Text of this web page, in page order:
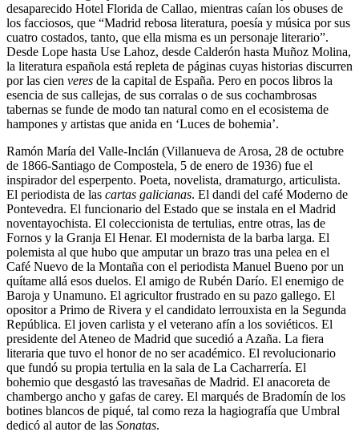
desaparecido Hotel Florida de Callao, mientras caían los obuses de
los facciosos, que “Madrid rebosa literatura, poesía y música por sus
cuatro costados, tanto, que ella misma es un personaje literario”.
Desde Lope hasta Use Lahoz, desde Calderón hasta Muñoz Molina,
la literatura española está repleta de páginas cuyas historias discurren
por las cien veres de la capital de España. Pero en pocos libros la
esencia de sus callejas, de sus corralas o de sus cochambrosas
tabernas se funde de modo tan natural como en el ecosistema de
hampones y artistas que anida en ‘Luces de bohemia’.
Ramón María del Valle-Inclán (Villanueva de Arosa, 28 de octubre
de 1866-Santiago de Compostela, 5 de enero de 1936) fue el
inspirador del esperpento. Poeta, novelista, dramaturgo, articulista.
El periodista de las cartas galicianas. El dandi del café Moderno de
Pontevedra. El funcionario del Estado que se instala en el Madrid
noventayochista. El coleccionista de tertulias, entre otras, las de
Fornos y la Granja El Henar. El modernista de la barba larga. El
polemista al que hubo que amputar un brazo tras una pelea en el
Café Nuevo de la Montaña con el periodista Manuel Bueno por un
quítame allá esos duelos. El amigo de Rubén Darío. El enemigo de
Baroja y Unamuno. El agricultor frustrado en su pazo gallego. El
opositor a Primo de Rivera y el candidato lerrouxista en la Segunda
República. El joven carlista y el veterano afín a los soviéticos. El
presidente del Ateneo de Madrid que sucedió a Azaña. La fiera
literaria que tuvo el honor de no ser académico. El revolucionario
que fundó su propia tertulia en la sala de La Cacharrería. El
bohemio que desgastó las travesañas de Madrid. El anacoreta de
chambergo ancho y gafas de carey. El marqués de Bradomín de los
botines blancos de piqué, tal como reza la hagiografía que Umbral
dedicó al autor de las Sonatas.